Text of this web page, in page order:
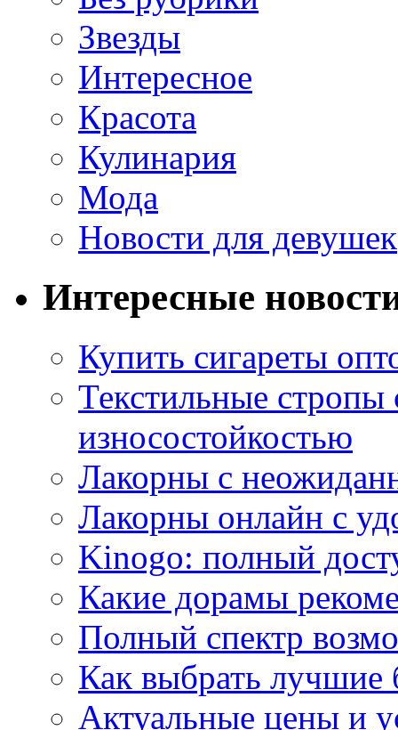
Звезды
Интересное
Красота
Кулинария
Мода
Новости для девушек
Интересные
Купить сигареты
Текстильные
износостойкостью
Лакорны с
Лакорны онлайн с
Kinogo: полный
Какие дорамы
Полный спектр
Как выбрать
Актуальные цены и